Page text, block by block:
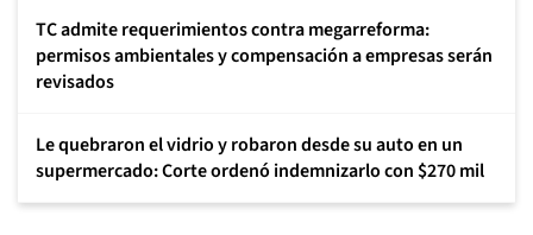
TC admite requerimientos contra megarreforma:
permisos ambientales y compensación a empresas serán
revisados
Le quebraron el vidrio y robaron desde su auto en un
supermercado: Corte ordenó indemnizarlo con $270 mil